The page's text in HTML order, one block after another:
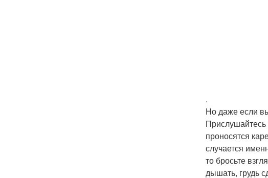
.
Но даже если
Прислушайтесь
проносятся
случается
то бросьте
дышать, грудь